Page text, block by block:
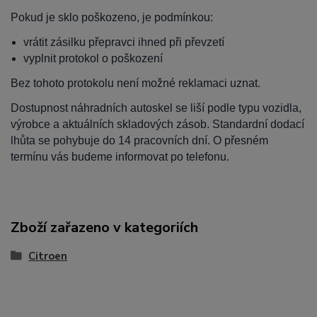
Pokud je sklo poškozeno, je podmínkou:
vrátit zásilku přepravci ihned při převzetí
vyplnit protokol o poškození
Bez tohoto protokolu není možné reklamaci uznat.
Dostupnost náhradních autoskel se liší podle typu vozidla,
výrobce a aktuálních skladových zásob. Standardní dodací
lhůta se pohybuje do 14 pracovních dní. O přesném
termínu vás budeme informovat po telefonu.
Zboží zařazeno v kategoriích
Citroen